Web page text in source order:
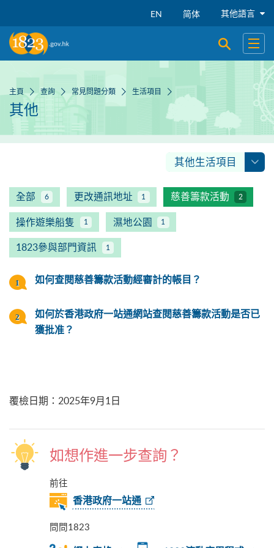
EN 简体 其他語言
開啟搜尋
開啟
主頁 查詢 常見問題分類 生活項目
其他
其他生活項目
全部 6 更改通訊地址 1 慈善籌款活動 2
操作遊樂船隻 1 濕地公園 1
1823參與部門資訊 1
如何查閱慈善籌款活動經審計的帳目？
如何於香港政府一站通網站查閱慈善籌款活動是否已
獲批准？
覆檢日期 ： 2025年9月1日
如想作進一步查詢？
前往
香港政府一站通
問問1823